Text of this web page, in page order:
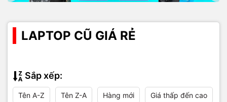
LAPTOP CŨ GIÁ RẺ
Sắp xếp:
Tên A-Z Tên Z-A Hàng mới Giá thấp đến cao